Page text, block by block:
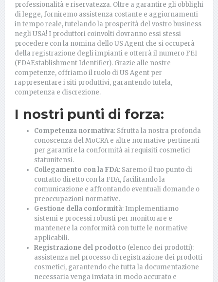
professionalità e riservatezza. Oltre a garantire gli obblighi
di legge, forniremo assistenza costante e aggiornamenti
in tempo reale, tutelando la prosperità del vostro business
negli USA! I produttori coinvolti dovranno essi stessi
procedere con la nomina dello US Agent che si occuperà
della registrazione degli impianti e otterrà il numero FEI
(FDAEstablishment Identifier). Grazie alle nostre
competenze, offriamo il ruolo di US Agent per
rappresentare i siti produttivi, garantendo tutela,
competenza e discrezione.
I nostri punti di forza:
Competenza normativa: Sfrutta la nostra profonda
conoscenza del MoCRA e altre normative pertinenti
per garantire la conformità ai requisiti cosmetici
statunitensi.
Collegamento con la FDA: Saremo il tuo punto di
contatto diretto con la FDA, facilitando la
comunicazione e affrontando eventuali domande o
preoccupazioni normative.
Gestione della conformità: Implementiamo
sistemi e processi robusti per monitorare e
mantenere la conformità con tutte le normative
applicabili.
Registrazione del prodotto (elenco dei prodotti):
assistenza nel processo di registrazione dei prodotti
cosmetici, garantendo che tutta la documentazione
necessaria venga inviata in modo accurato e